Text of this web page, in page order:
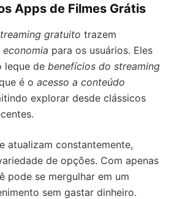
Apps de Filmes Grátis
gratuito trazem
economia para os usuários. Eles
leque de benefícios do streaming
é o acesso a conteúdo
explorar desde clássicos
atualizam constantemente,
de opções. Com apenas
pode se mergulhar em um
sem gastar dinheiro.